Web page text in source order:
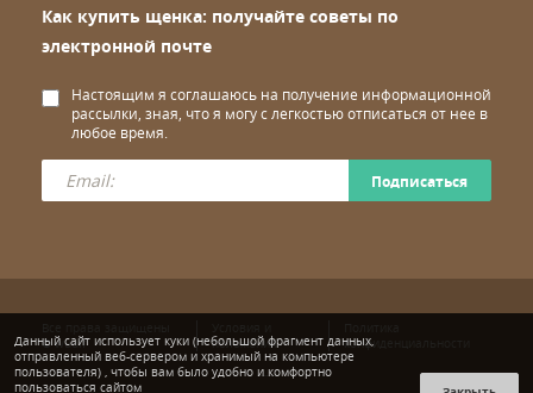
Как купить щенка: получайте советы по
электронной почте
Настоящим я соглашаюсь на получение информационной
рассылки, зная, что я могу с легкостью отписаться от нее в
любое время.
Подписаться
© wuuff
положения
конфиденциальности
Данный сайт использует куки (небольшой фрагмент данных,
отправленный веб-сервером и хранимый на компьютере
пользователя) , чтобы вам было удобно и комфортно
пользоваться сайтом